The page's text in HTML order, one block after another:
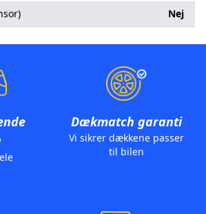
Nej
Dækmatch garanti
Vi sikrer dækkene passer
til bilen